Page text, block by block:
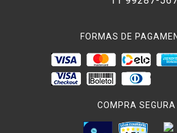
FORMAS DE
COMPRA SEGURA